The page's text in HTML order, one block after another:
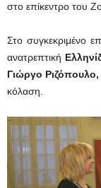
στο επίκεντρο του
Στο συγκεκριμένο
ανατρεπτική
Γιώργο Ριζόπουλο,
κόλαση.